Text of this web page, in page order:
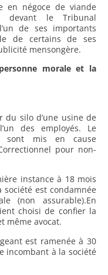
en négoce de viande
devant le Tribunal
de ses importants
de certains de ses
mensongère.
morale et la
du silo d’une usine de
des employés. Le
sont mis en cause
pour non-
instance à 18 mois
est condamnée
(non assurable).En
choisi de confier la
même avocat.
est ramenée à 30
incombant à la société